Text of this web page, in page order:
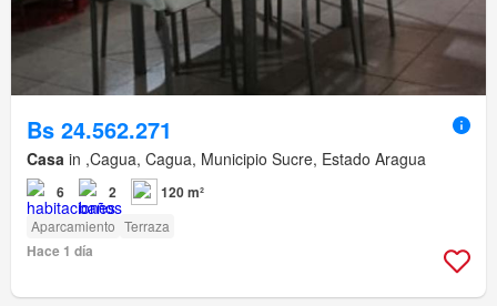
Bs 24.562.271
Casa in ,Cagua, Cagua, Municipio Sucre, Estado Aragua
6 2 120 m²
Aparcamiento Terraza
Hace 1 día